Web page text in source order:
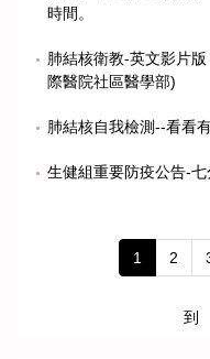
時間。
肺結核衛教-英文影片
際醫院社區醫學部)
肺結核自我檢測--看看
生健組重要防疫公告-
1 2
到